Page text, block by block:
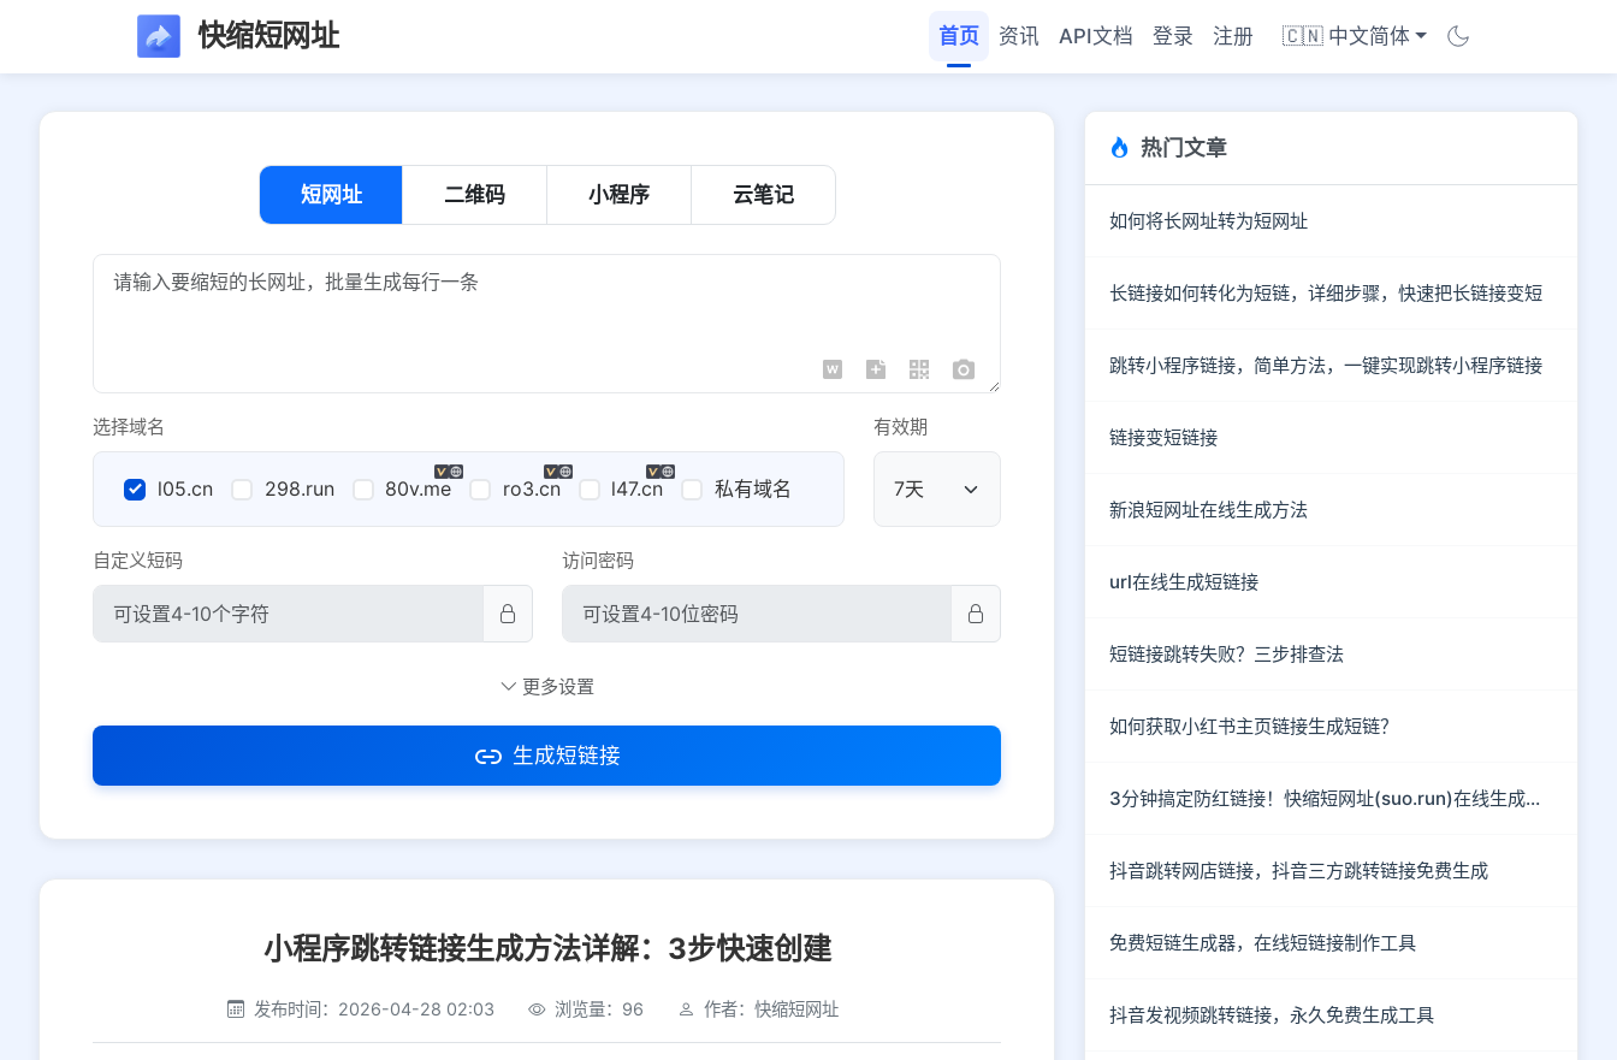
快缩短网址 首页 资讯 API文档 登录 注册 🇨🇳 中文简体
短网址 二维码 小程序 云笔记
选择域名
l05.cn 298.run 80v.me ro3.cn l47.cn 私有域名 公共域名
有效期
自定义短码 访问密码
社交平台 电商平台
选择防红平台类型，避免链接被拦截
平台设置
iOS Android PC 其他
更多设置
生成短链接
小程序跳转链接生成方法详解：3步快速创建
发布时间：2026-04-28 02:03 浏览量：96 作者：快缩短网址
热门文章
如何将长网址转为短网址
长链接如何转化为短链，详细步骤，快速把长链接变短
跳转小程序链接，简单方法，一键实现跳转小程序链接
链接变短链接
新浪短网址在线生成方法
url在线生成短链接
短链接跳转失败？三步排查法
如何获取小红书主页链接生成短链？
3分钟搞定防红链接！快缩短网址(suo.run)在线生成指南
抖音跳转网店链接，抖音三方跳转链接免费生成
免费短链生成器，在线短链接制作工具
抖音发视频跳转链接，永久免费生成工具